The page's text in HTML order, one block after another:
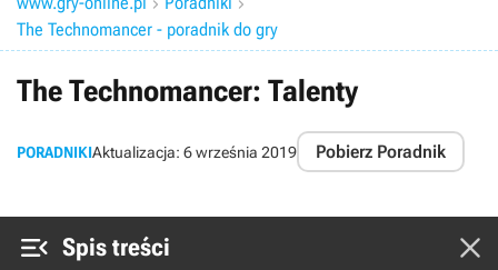
 
The Technomancer - poradnik do gry
The Technomancer: Talenty
PORADNIKIAktualizacja: 6 września 2019 Pobierz Poradnik
 Spis treści 